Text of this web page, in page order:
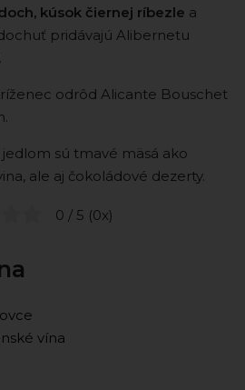
kúsok čiernej ríbezle a
pridávajú Alibernetu
odrôd Alicante Bouschet
sú tmavé mäsá ako
ale aj čokoládové dezerty.
0 / 5 (0x)
vína